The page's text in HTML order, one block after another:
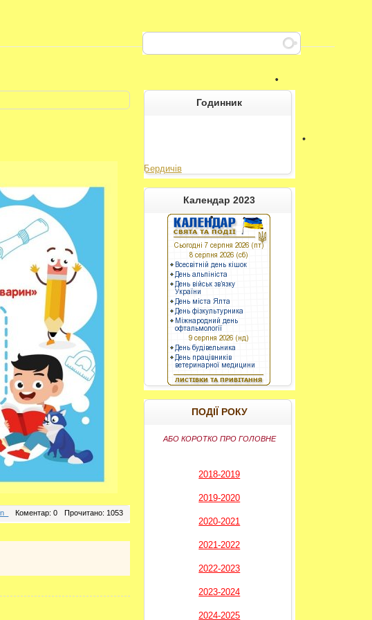
Коментар: 0 Прочитано: 1053
Годинник
Бердичів
Календар 2023
ПОДІЇ РОКУ
АБО КОРОТКО ПРО ГОЛОВНЕ
2018-2019
2019-2020
2020-2021
2021-2022
2022-2023
2023-2024
2024-2025